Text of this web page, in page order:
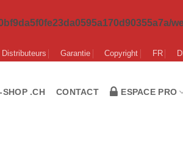
Distributeurs Garantie Copyright FR
SHOP .CH CONTACT ESPACE PRO